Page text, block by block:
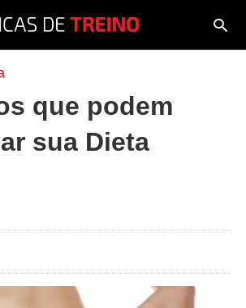
que podem
sua Dieta